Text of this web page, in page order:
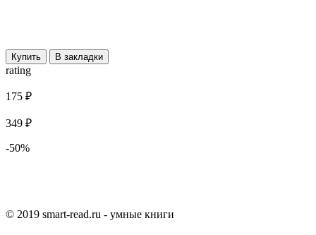
Купить В закладки
rating
175 ₽
349 ₽
-50%
© 2019 smart-read.ru - умные книги